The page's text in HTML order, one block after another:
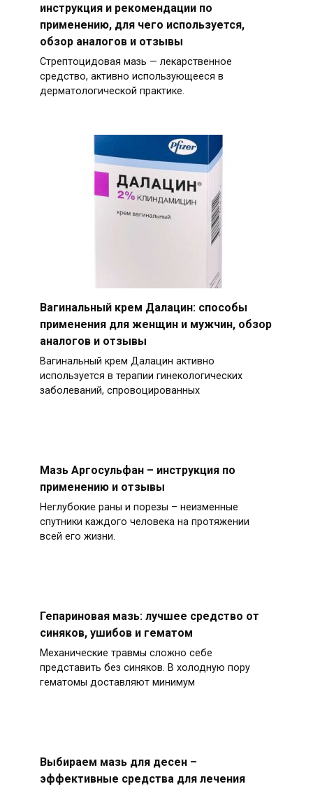
инструкция и рекомендации по
применению, для чего используется,
обзор аналогов и отзывы
Стрептоцидовая мазь — лекарственное
средство, активно использующееся в
дерматологической практике.
Вагинальный крем Далацин: способы
применения для женщин и мужчин, обзор
аналогов и отзывы
Вагинальный крем Далацин активно
используется в терапии гинекологических
заболеваний, спровоцированных
Мазь Аргосульфан – инструкция по
применению и отзывы
Неглубокие раны и порезы – неизменные
спутники каждого человека на протяжении
всей его жизни.
Гепариновая мазь: лучшее средство от
синяков, ушибов и гематом
Механические травмы сложно себе
представить без синяков. В холодную пору
гематомы доставляют минимум
Выбираем мазь для десен –
эффективные средства для лечения